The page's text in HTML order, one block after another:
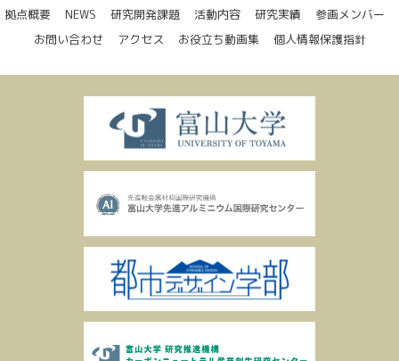
拠点概要 NEWS 研究開発課題 活動内容 研究実績
参画メンバー
お問い合わせ
アクセス お役立ち動画集 個人情報保護指針